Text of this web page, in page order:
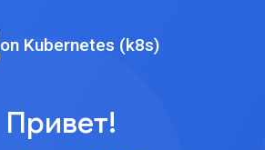
on Kubernetes (k8s)
Привет!